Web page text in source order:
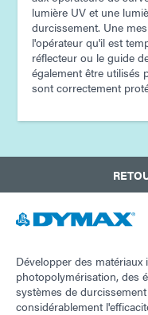
lumière UV et une
durcissement. Une
l'opérateur qu'il est
réflecteur ou le guide
également être utilisés
sont correctement
Développer des
photopolymérisation, des
systèmes de
considérablement